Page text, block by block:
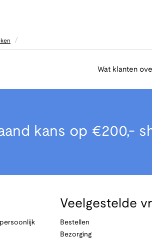
/
Wat klanten
kans op €200,-
Veelgestelde
Bestellen
Bezorging